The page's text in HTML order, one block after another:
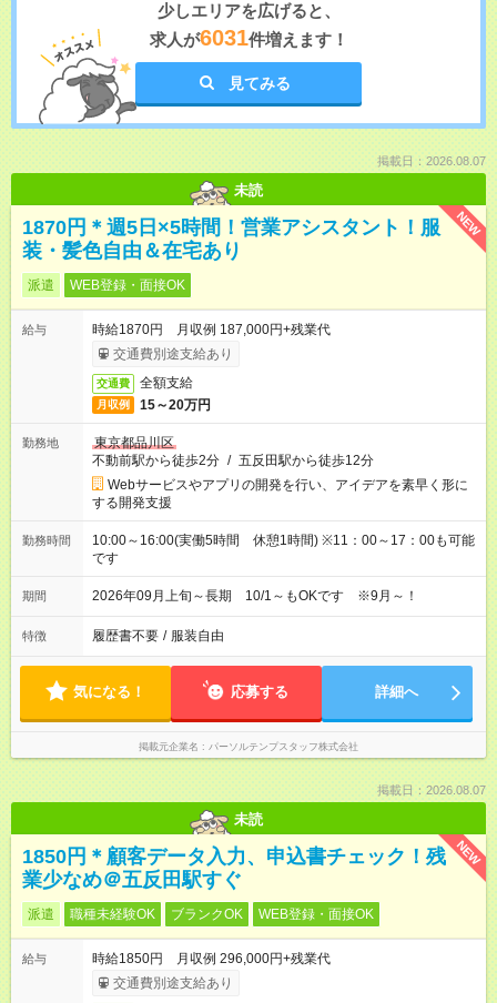
少しエリアを広げると、
求人が6031件増えます！
見てみる
掲載日：2026.08.07
未読
NEW
1870円＊週5日×5時間！営業アシスタント！服
装・髪色自由＆在宅あり
派遣 WEB登録・面接OK
給与
時給1870円 月収例 187,000円+残業代
交通費別途支給あり
交通費 全額支給
月収例 15～20万円
勤務地
東京都品川区
不動前駅から徒歩2分 / 五反田駅から徒歩12分
Webサービスやアプリの開発を行い、アイデアを素早く形に
する開発支援
勤務時間
10:00～16:00(実働5時間 休憩1時間) ※11：00～17：00も可能
です
期間 2026年09月上旬～長期 10/1～もOKです ※9月～！
特徴 履歴書不要 / 服装自由
気になる！ 応募する 詳細へ
掲載元企業名 パーソルテンプスタッフ株式会社
掲載日：2026.08.07
未読
NEW
1850円＊顧客データ入力、申込書チェック！残
業少なめ＠五反田駅すぐ
派遣 職種未経験OK ブランクOK WEB登録・面接OK
給与
時給1850円 月収例 296,000円+残業代
交通費別途支給あり